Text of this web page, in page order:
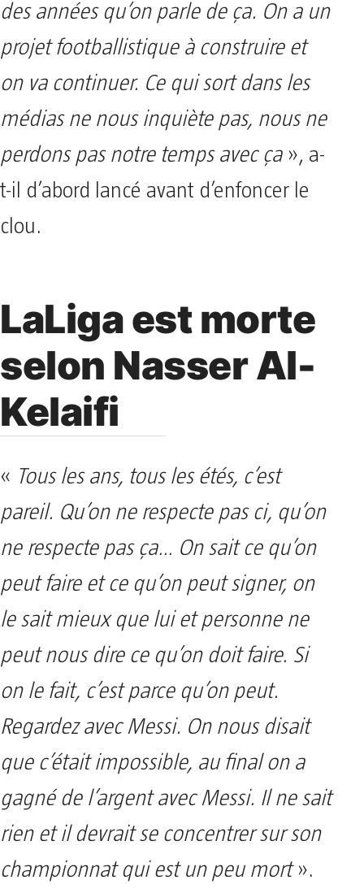
des années qu’on parle de ça. On a un
projet footballistique à construire et
on va continuer. Ce qui sort dans les
médias ne nous inquiète pas, nous ne
perdons pas notre temps avec ça», a-
t-il d’abord lancé avant d’enfoncer le
clou.
LaLiga est morte
selon Nasser Al-
Kelaifi
« Tous les ans, tous les étés, c’est
pareil. Qu’on ne respecte pas ci, qu’on
ne respecte pas ça… On sait ce qu’on
peut faire et ce qu’on peut signer, on
le sait mieux que lui et personne ne
peut nous dire ce qu’on doit faire. Si
on le fait, c’est parce qu’on peut.
Regardez avec Messi. On nous disait
que c’était impossible, au final on a
gagné de l’argent avec Messi. Il ne sait
rien et il devrait se concentrer sur son
championnat qui est un peu mort».